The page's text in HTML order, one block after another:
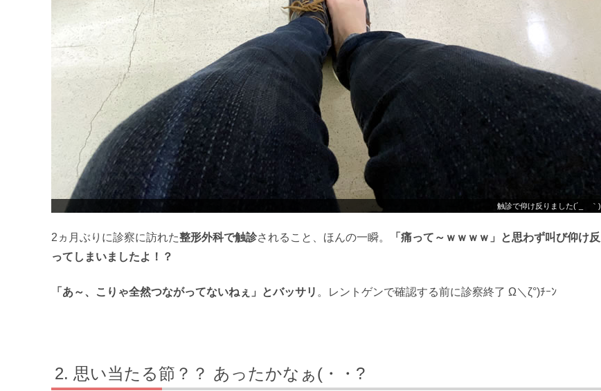
触診で仰け反りました(´_ゝ｀)
2ヵ月ぶりに診察に訪れた整形外科で触診されること、ほんの一瞬。
「痛って～ｗｗｗｗ」と思わず叫び仰け反
ってしまいましたよ！？
「あ～、こりゃ全然つながってないねぇ」とバッサリ 。レントゲンで確認する前に診察終了 Ω＼ζ°)ﾁｰﾝ
思い当たる節？？ あったかなぁ(・・?